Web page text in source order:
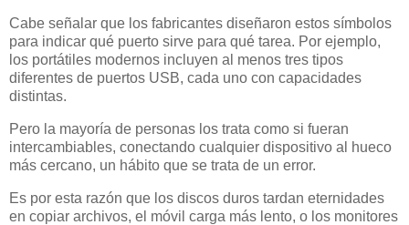
Cabe señalar que los fabricantes diseñaron estos símbolos
para indicar qué puerto sirve para qué tarea. Por ejemplo,
los portátiles modernos incluyen al menos tres tipos
diferentes de puertos USB, cada uno con capacidades
distintas.
Pero la mayoría de personas los trata como si fueran
intercambiables, conectando cualquier dispositivo al hueco
más cercano, un hábito que se trata de un error.
Es por esta razón que los discos duros tardan eternidades
en copiar archivos, el móvil carga más lento, o los monitores